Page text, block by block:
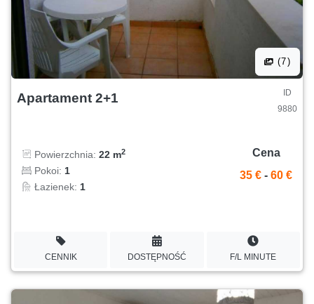
(7)
Apartament 2+1
ID
9880
Powierzchnia: 22 m2
Pokoi: 1
Łazienek: 1
Cena
35 € - 60 €
CENNIK DOSTĘPNOŚĆ F/L MINUTE